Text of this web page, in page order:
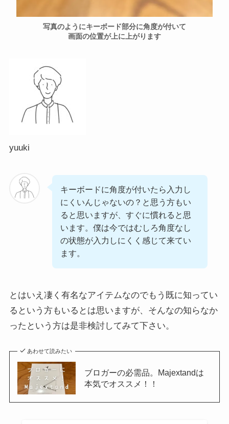
写真のようにキーボード部分に角度が付いて
画面の位置が上に上がります
yuuki
キーボードに角度が付いたら入力し
にくいんじゃないの？と思う方もい
ると思いますが、すぐに慣れると思
います。僕は今ではむしろ角度なし
の状態が入力しにくく感じて来てい
ます。
とはいえ凄く有名なアイテムなのでもう既に知ってい
るという方もいるとは思いますが、そんなの知らなか
ったという方は是非検討してみて下さい。
あわせて読みたい
ブロガーの必需品。Majextandは
本気でオススメ！！